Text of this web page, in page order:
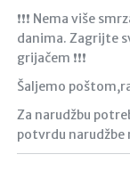
❗️❗️❗️ Nema više
danima. Zagrijte
grijačem ❗️❗️❗️
Šaljemo
Za narudžbu
potvrdu